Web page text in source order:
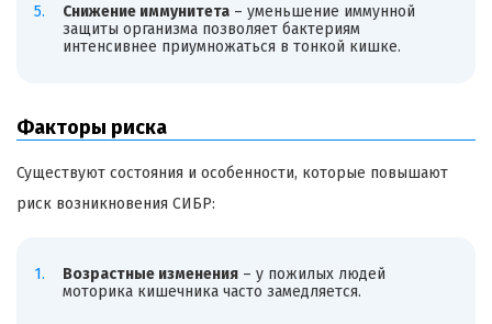
Снижение иммунитета– уменьшение иммунной
защиты организма позволяет бактериям
интенсивнее приумножаться в тонкой кишке.
Факторы риска
Существуют состояния и особенности, которые повышают
риск возникновения СИБР:
Возрастные изменения– у пожилых людей
моторика кишечника часто замедляется.